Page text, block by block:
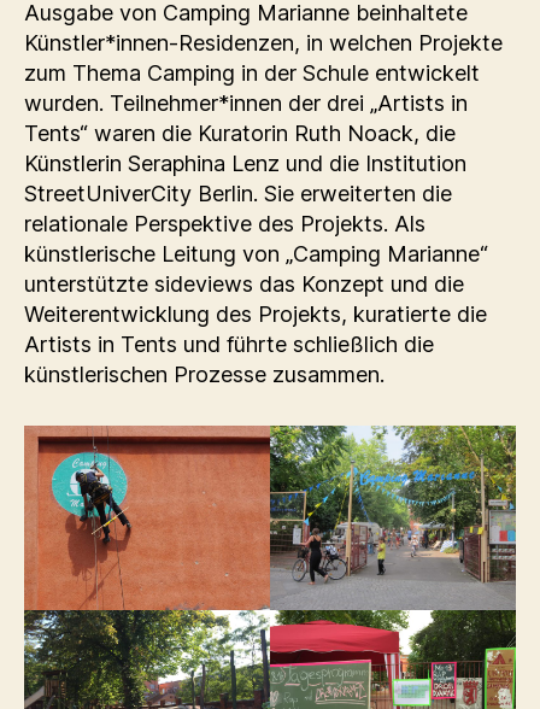
Ausgabe von Camping Marianne beinhaltete
Künstler*innen-Residenzen, in welchen Projekte
zum Thema Camping in der Schule entwickelt
wurden. Teilnehmer*innen der drei „Artists in
Tents“ waren die Kuratorin Ruth Noack, die
Künstlerin Seraphina Lenz und die Institution
StreetUniverCity Berlin. Sie erweiterten die
relationale Perspektive des Projekts. Als
künstlerische Leitung von „Camping Marianne“
unterstützte sideviews das Konzept und die
Weiterentwicklung des Projekts, kuratierte die
Artists in Tents und führte schließlich die
künstlerischen Prozesse zusammen.